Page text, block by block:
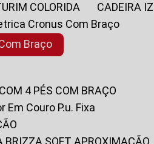
COLORIDA
CADEIRA
Cronus Com Braço
Braço
4 PÉS COM BRAÇO
Em Couro P.u. Fixa
BRIZZA SOFT APROXIMAÇÃO